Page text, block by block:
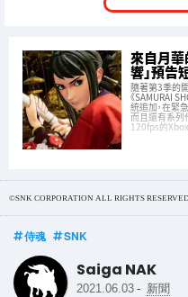
來自月華
響」預告
隨著第3季的
《SAMURAI
統追加，在緊
而且還有系列
120fps的Xbox
©SNK CORPORATION ALL RIGHTS RESERVED.
侍魂 SNK
Saiga NAK
2021.06.03 - 新聞